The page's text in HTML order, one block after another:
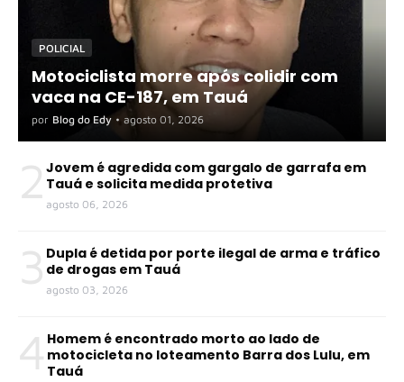
POLICIAL
Motociclista morre após colidir com
vaca na CE-187, em Tauá
por Blog do Edy • agosto 01, 2026
2 Jovem é agredida com gargalo de garrafa em
Tauá e solicita medida protetiva
agosto 06, 2026
3 Dupla é detida por porte ilegal de arma e tráfico
de drogas em Tauá
agosto 03, 2026
4 Homem é encontrado morto ao lado de
motocicleta no loteamento Barra dos Lulu, em
Tauá